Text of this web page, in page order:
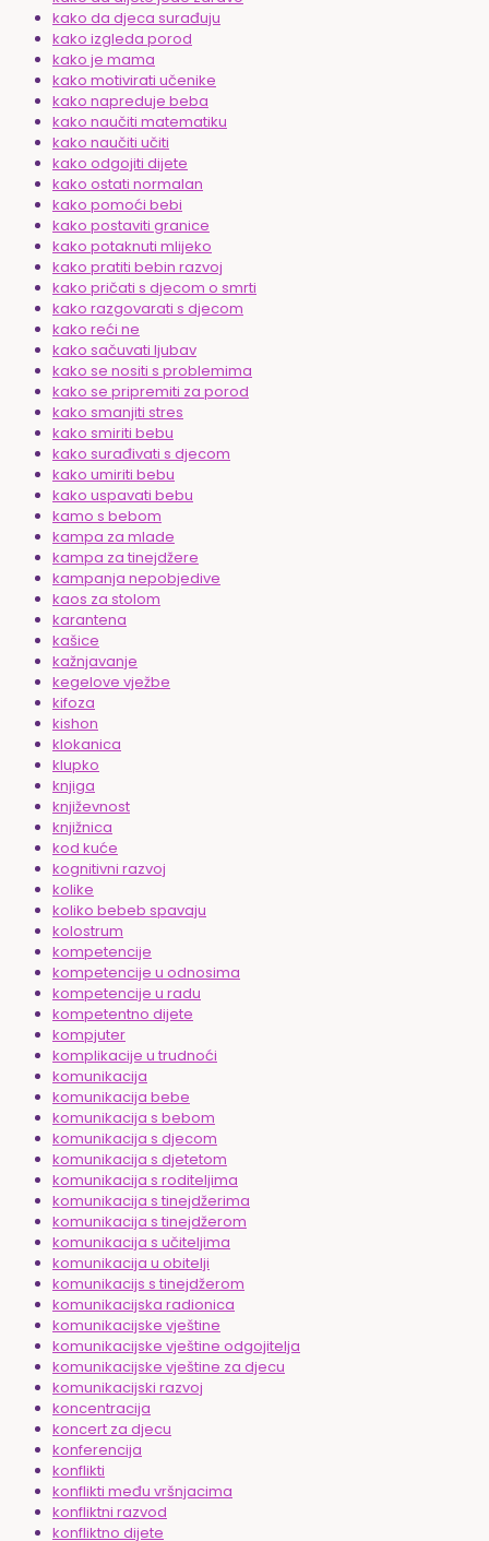
kako da djeca surađuju
kako izgleda porod
kako je mama
kako motivirati učenike
kako napreduje beba
kako naučiti matematiku
kako naučiti učiti
kako odgojiti dijete
kako ostati normalan
kako pomoći bebi
kako postaviti granice
kako potaknuti mlijeko
kako pratiti bebin razvoj
kako pričati s djecom o smrti
kako razgovarati s djecom
kako reći ne
kako sačuvati ljubav
kako se nositi s problemima
kako se pripremiti za porod
kako smanjiti stres
kako smiriti bebu
kako surađivati s djecom
kako umiriti bebu
kako uspavati bebu
kamo s bebom
kampa za mlade
kampa za tinejdžere
kampanja nepobjedive
kaos za stolom
karantena
kašice
kažnjavanje
kegelove vježbe
kifoza
kishon
klokanica
klupko
knjiga
književnost
knjižnica
kod kuće
kognitivni razvoj
kolike
koliko bebeb spavaju
kolostrum
kompetencije
kompetencije u odnosima
kompetencije u radu
kompetentno dijete
kompjuter
komplikacije u trudnoći
komunikacija
komunikacija bebe
komunikacija s bebom
komunikacija s djecom
komunikacija s djetetom
komunikacija s roditeljima
komunikacija s tinejdžerima
komunikacija s tinejdžerom
komunikacija s učiteljima
komunikacija u obitelji
komunikacijs s tinejdžerom
komunikacijska radionica
komunikacijske vještine
komunikacijske vještine odgojitelja
komunikacijske vještine za djecu
komunikacijski razvoj
koncentracija
koncert za djecu
konferencija
konflikti
konflikti među vršnjacima
konfliktni razvod
konfliktno dijete